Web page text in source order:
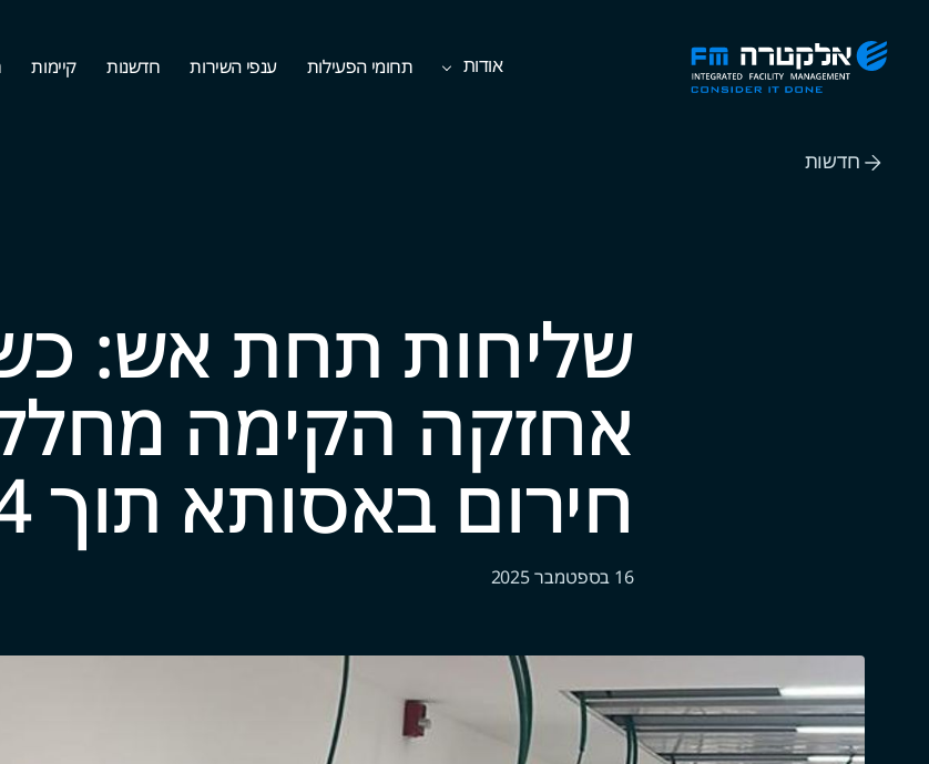
אלקטרה
Done
אודות תחומי הפעילות ענפי השירות חדשנות קיימות
חדשות
שליחות תחת אש:
אחזקה הקימה
חירום באסותא תוך 24 שעות
16 בספטמבר 2025